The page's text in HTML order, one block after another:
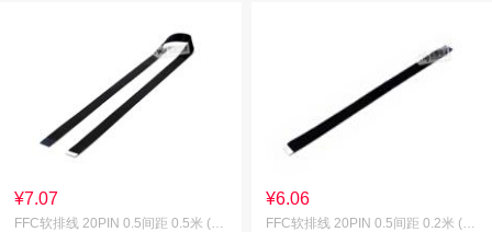
¥6.06
FFC软排线 20PIN 0.5间距 0.2米 (异向)
¥7.07
FFC软排线 20PIN 0.5间距 0.5米 (异向)